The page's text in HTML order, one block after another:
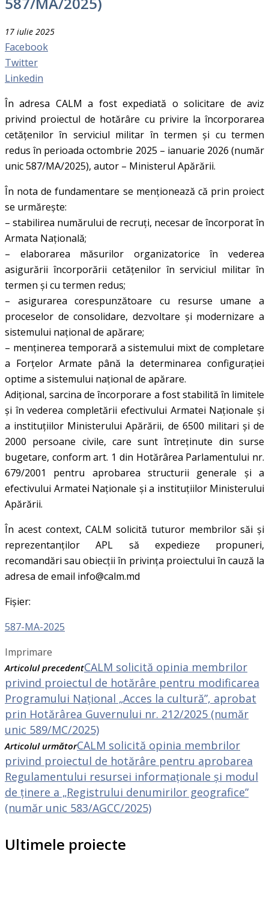
17 iulie 2025
Facebook
Twitter
Linkedin
În adresa CALM a fost expediată o solicitare de aviz
privind proiectul de hotărâre cu privire la încorporarea
cetățenilor în serviciul militar în termen şi cu termen
redus în perioada octombrie 2025 – ianuarie 2026 (număr
unic 587/MA/2025), autor – Ministerul Apărării.
În nota de fundamentare se menționează că prin proiect
se urmărește:
– stabilirea numărului de recruți, necesar de încorporat în
Armata Națională;
– elaborarea măsurilor organizatorice în vederea
asigurării încorporării cetățenilor în serviciul militar în
termen şi cu termen redus;
– asigurarea corespunzătoare cu resurse umane a
proceselor de consolidare, dezvoltare şi modernizare a
sistemului național de apărare;
– menținerea temporară a sistemului mixt de completare
a Forțelor Armate până la determinarea configurației
optime a sistemului național de apărare.
Adițional, sarcina de încorporare a fost stabilită în limitele
și în vederea completării efectivului Armatei Naționale şi
a instituțiilor Ministerului Apărării, de 6500 militari şi de
2000 persoane civile, care sunt întreținute din surse
bugetare, conform art. 1 din Hotărârea Parlamentului nr.
679/2001 pentru aprobarea structurii generale şi a
efectivului Armatei Naționale şi a instituțiilor Ministerului
Apărării.
În acest context, CALM solicită tuturor membrilor săi și
reprezentanților APL să expedieze propuneri,
recomandări sau obiecții în privința proiectului în cauză la
adresa de email info@calm.md
Fișier:
587-MA-2025
Imprimare
Articolul precedentCALM solicită opinia membrilor
privind proiectul de hotărâre pentru modificarea
Programului Național „Acces la cultură”, aprobat
prin Hotărârea Guvernului nr. 212/2025 (număr
unic 589/MC/2025)
Articolul următorCALM solicită opinia membrilor
privind proiectul de hotărâre pentru aprobarea
Regulamentului resursei informaționale și modul
de ținere a „Registrului denumirilor geografice”
(număr unic 583/AGCC/2025)
Ultimele proiecte